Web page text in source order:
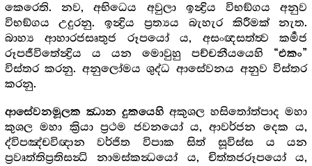
කෙරෙති. නව, අභිධෙය අවුලා ඉන්‍ද්‍රිය විභඞ්ගය අනුව
විභඞ්ගය උදුරනු. ඉන්‍ද්‍රිය ප්‍රත්‍යය බැහැර කිරීමක් නැත.
බාහ්‍ය ආහාරජසෘතුජ රූපයෝ ය, අසංඥසත්ත්‍ව කර්‍මජ
රූපජීවිතේන්‍ද්‍රිය ය යන මොවුහු පච්චනීයයෙහි “එකං”
විස්තර කරනු. අනුලෝමය ශුද්ධ ආසේවනය අනුව විස්තර
කරනු.
ආසේවනමූලක ඣාන දුකයෙහි අකුශල හසිතෝත්පාද මහා
කුශල මහා ක්‍රියා ප්‍රථම ජවනයෝ ය, ආවර්ජන දෙක ය,
ද්විපඤ්චවිඥාන වර්ජිත විපාක සිත් සූවිස්ස ය යන
ප්‍රවෘත්තිප්‍රතිසන්‍ධි නාමස්කන්‍ධයෝ ය, චිත්තජරූපයෝ ය,